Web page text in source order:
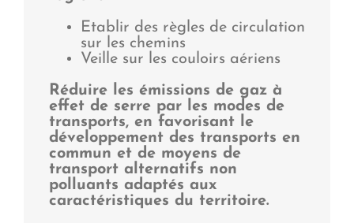
Etablir des règles de circulation
sur les chemins
Veille sur les couloirs aériens
Réduire les émissions de gaz à
effet de serre par les modes de
transports, en favorisant le
développement des transports en
commun et de moyens de
transport alternatifs non
polluants adaptés aux
caractéristiques du territoire.